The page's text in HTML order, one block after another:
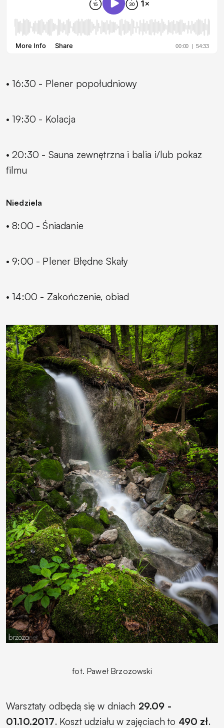
• 16:30 - Plener popołudniowy
• 19:30 - Kolacja
• 20:30 - Sauna zewnętrzna i balia i/lub pokaz
filmu
Niedziela
• 8:00 - Śniadanie
• 9:00 - Plener Błędne Skały
• 14:00 - Zakończenie, obiad
fot. Paweł Brzozowski
Warsztaty odbędą się w dniach 29.09 -
01.10.2017. Koszt udziału w zajęciach to 490 zł.